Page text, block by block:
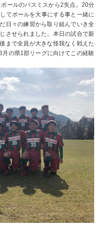
ールのパスミスから2失点。20分
てボールを大事にする事と一緒に
日々の練習から取り組んでいき全
させられました。本日の試合で新
まで全員が大きな怪我なく戦えた
月の県1部リーグに向けてこの経験